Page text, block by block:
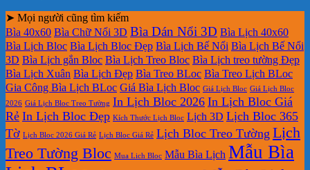
➤ Mọi người cũng tìm kiếm
Bìa 40x60 Bìa Chữ Nổi 3D Bìa Dán Nổi 3D Bìa Lịch 40x60
Bìa Lịch Bloc Bìa Lịch Bloc Đẹp Bìa Lịch Bế Nổi Bìa Lịch Bế Nổi
3D Bìa Lịch gắn Bloc Bìa Lịch Treo Bloc Bìa Lịch treo tường Đẹp
Bìa Lịch Xuân Bìa Lịch Đẹp Bìa Treo BLoc Bìa Treo Lịch BLoc
Gia Công Bìa Lịch BLoc Giá Bìa Lịch Bloc Giá Lịch Bloc Giá Lịch Bloc
2026 Giá Lịch Bloc Treo Tường In Lịch Bloc 2026 In Lịch Bloc Giá
Rẻ In Lịch Bloc Đẹp Kích Thước Lịch Bloc Lịch 3D Lịch Bloc 365
Tờ Lịch Bloc 2026 Giá Rẻ Lịch Bloc Giá Rẻ Lịch Bloc Treo Tường Lịch
Treo Tường Bloc Mua Lich Bloc Mẫu Bìa Lịch Mẫu Bìa